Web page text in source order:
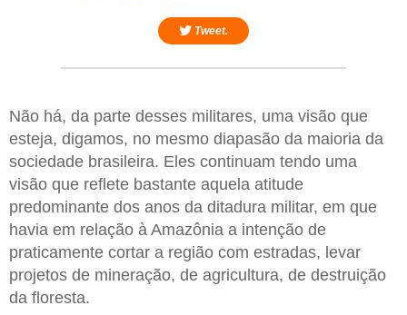
Tweet.
Não há, da parte desses militares, uma visão que
esteja, digamos, no mesmo diapasão da maioria da
sociedade brasileira. Eles continuam tendo uma
visão que reflete bastante aquela atitude
predominante dos anos da ditadura militar, em que
havia em relação à Amazônia a intenção de
praticamente cortar a região com estradas, levar
projetos de mineração, de agricultura, de destruição
da floresta.